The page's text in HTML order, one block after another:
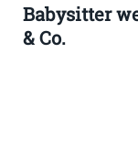
Babysitter
& Co.